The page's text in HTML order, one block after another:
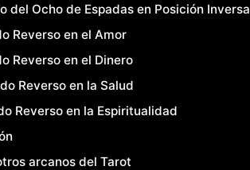
del Ocho de Espadas en Posición Inversa
Reverso en el Amor
Reverso en el Dinero
Reverso en la Salud
Reverso en la Espiritualidad
arcanos del Tarot